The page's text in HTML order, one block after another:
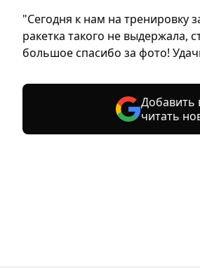
"Сегодня к нам на тренировку
ракетка такого не выдержала,
большое спасибо за фото!
Добавить
читать